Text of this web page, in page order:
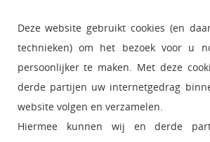
Deze website gebruikt cookies (en
technieken) om het bezoek voor u
persoonlijker te maken. Met deze
derde partijen uw internetgedrag
website volgen en verzamelen.
Hiermee kunnen wij en derde